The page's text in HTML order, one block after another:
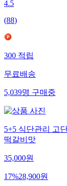
4.5
(88)
300적립
무료배송
5,039명구매중
5+5 식단관리 고
떡갈비맛
35,000원
17%28,900원